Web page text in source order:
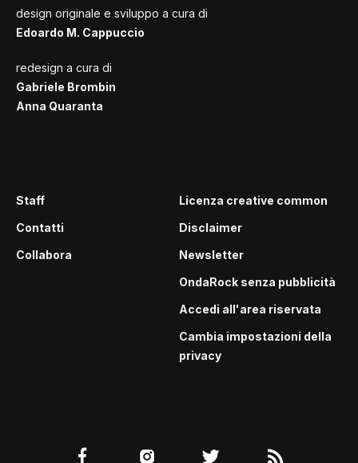
design originale e sviluppo a cura di
Edoardo M. Cappuccio
redesign a cura di
Gabriele Brombin
Anna Quaranta
Staff
Contatti
Collabora
Licenza creative common
Disclaimer
Newsletter
OndaRock senza pubblicità
Accedi all'area riservata
Cambia impostazioni della
privacy